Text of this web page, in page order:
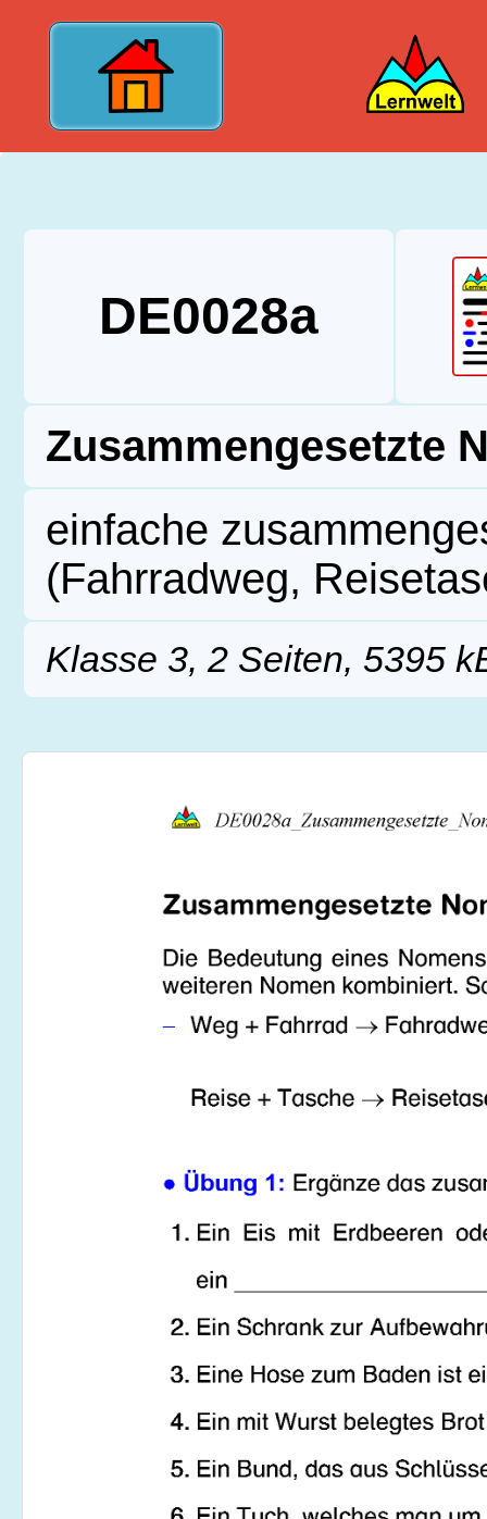
DE0028a
Zusammengesetzte
einfache
(Fahrradweg,
Klasse 3, 2 Seiten, 5395